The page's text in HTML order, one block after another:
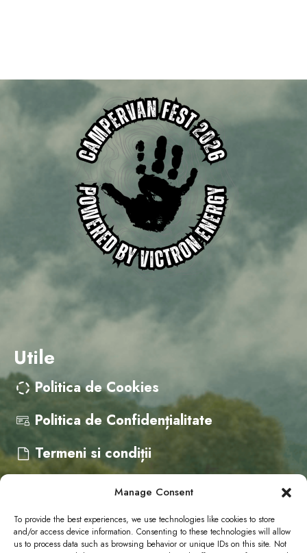
Manage Consent
To provide the best experiences, we use technologies like cookies to store
and/or access device information. Consenting to these technologies will allow
us to process data such as browsing behavior or unique IDs on this site. Not
Utile
Politica de Cookies
Politica de Confidențialitate
Termeni si condiții
Contact
cristina@campervanfest.ro